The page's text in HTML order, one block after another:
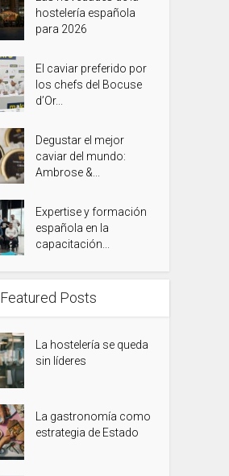
hostelería española
para 2026
El caviar preferido por
los chefs del Bocuse
d’Or...
Degustar el mejor
caviar del mundo:
Ambrose &...
Expertise y formación
española en la
capacitación...
Featured Posts
La hostelería se queda
sin líderes
La gastronomía como
estrategia de Estado